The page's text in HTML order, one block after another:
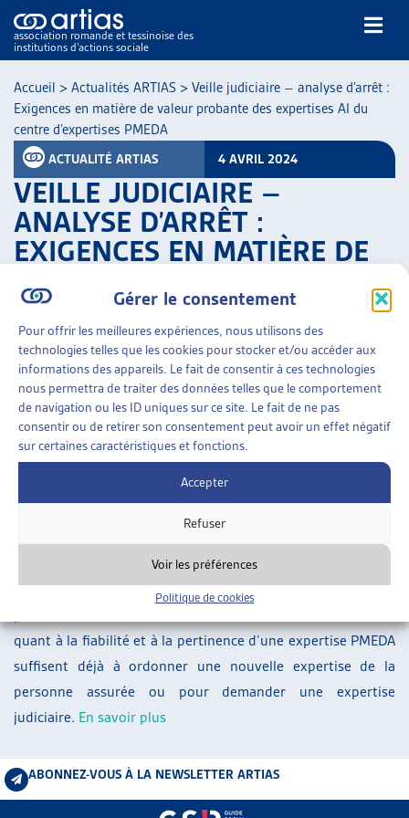
Gérer le consentement
Pour offrir les meilleures expériences, nous utilisons des
technologies telles que les cookies pour stocker et/ou accéder aux
informations des appareils. Le fait de consentir à ces technologies
nous permettra de traiter des données telles que le comportement
de navigation ou les ID uniques sur ce site. Le fait de ne pas
consentir ou de retirer son consentement peut avoir un effet négatif
sur certaines caractéristiques et fonctions.
Accepter
Refuser
Voir les préférences
Politique de cookies
association romande et tessinoise des
institutions d’actions sociale
NOS PUBLICATIONS
ARTICLES
VEILLE
RESSOURCES
THÉMATIQUES
GUIDE SOCIAL ROMAND
AUTRES
ARTIAS
L’ASSOCIATION
Accueil > Actualités ARTIAS > Veille judiciaire – analyse d’arrêt :
Exigences en matière de valeur probante des expertises AI du
centre d’expertises PMEDA
ACTUALITÉ ARTIAS 4 AVRIL 2024
VEILLE JUDICIAIRE –
ANALYSE D’ARRÊT :
EXIGENCES EN MATIÈRE DE
VALEUR PROBANTE DES
EXPERTISES AI DU CENTRE
D’EXPERTISES PMEDA
À la suite de la suspension de l’attribution des mandats
exigences strictes concernant l’appréciation de la valeur
probante des expertises PMEDA déjà ordonnées dans les
quant à la fiabilité et à la pertinence d’une expertise PMEDA
suffisent déjà à ordonner une nouvelle expertise de la
personne assurée ou pour demander une expertise
judiciaire. En savoir plus
PARTAGER
ABONNEZ-VOUS À LA NEWSLETTER ARTIAS